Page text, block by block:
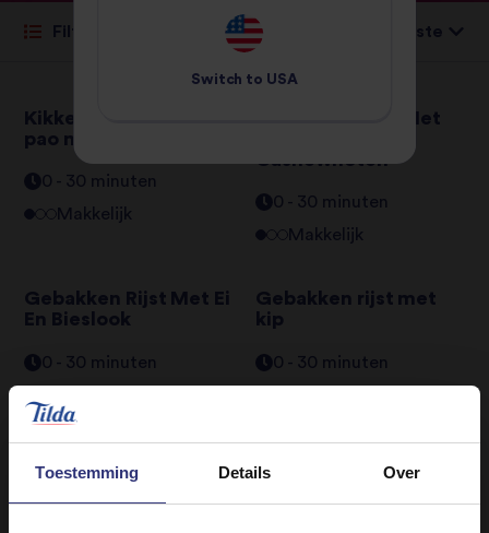
Toestemming Details Over
Filteren Sorteren op:
Kikkererwten kung
pao met Basmati rijst
0 - 30 minuten
Makkelijk
Gebakken Rijst Met
0 - 30 minuten
Makkelijk
Gebakken Rijst Met Ei
En Bieslook
0 - 30 minuten
Gebakken rijst met
kip
0 - 30 minuten
dumplings met
garnalen
kip
Switch to USA